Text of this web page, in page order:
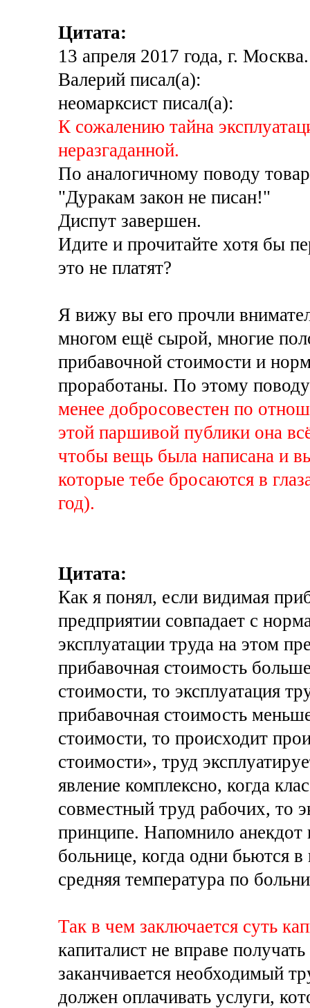
Цитата:
13 апреля 2017 года, г. Москва.
Валерий писал(а):
неомарксист писал(а):
К сожалению тайна
неразгаданной.
По аналогичному поводу
"Дуракам закон не писан!"
Диспут завершен.
Идите и прочитайте хотя бы
это не платят?
Я вижу вы его прочли
многом ещё сырой, многие
прибавочной стоимости и
проработаны. По этому
менее добросовестен по
этой паршивой публики она
чтобы вещь была написана и
которые тебе бросаются в
год).
Цитата:
Как я понял, если видимая
предприятии совпадает с
эксплуатации труда на этом
прибавочная стоимость
стоимости, то эксплуатация
прибавочная стоимость
стоимости, то происходит
стоимости», труд
явление комплексно, когда
совместный труд рабочих, то
принципе. Напомнило
больнице, когда одни бьются
средняя температура по
Так в чем заключается суть
капиталист не вправе
заканчивается необходимый
должен оплачивать услуги,